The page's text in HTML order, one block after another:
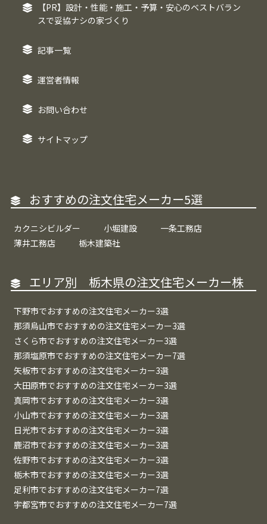
【PR】設計・性能・施工・予算・安心のベストバラン
スで妥協ナシの家づくり
記事一覧
運営者情報
お問い合わせ
サイトマップ
おすすめの注文住宅メーカー5選
カクニシビルダー 小堀建設
一条工務店
薄井工務店
栃木建築社
エリア別 栃木県の注文住宅メーカー株
下野市でおすすめの注文住宅メーカー3選
那須烏山市でおすすめの注文住宅メーカー3選
さくら市でおすすめの注文住宅メーカー3選
那須塩原市でおすすめの注文住宅メーカー7選
矢板市でおすすめの注文住宅メーカー3選
大田原市でおすすめの注文住宅メーカー3選
真岡市でおすすめの注文住宅メーカー3選
小山市でおすすめの注文住宅メーカー3選
日光市でおすすめの注文住宅メーカー3選
鹿沼市でおすすめの注文住宅メーカー3選
佐野市でおすすめの注文住宅メーカー3選
栃木市でおすすめの注文住宅メーカー3選
足利市でおすすめの注文住宅メーカー7選
宇都宮市でおすすめの注文住宅メーカー7選